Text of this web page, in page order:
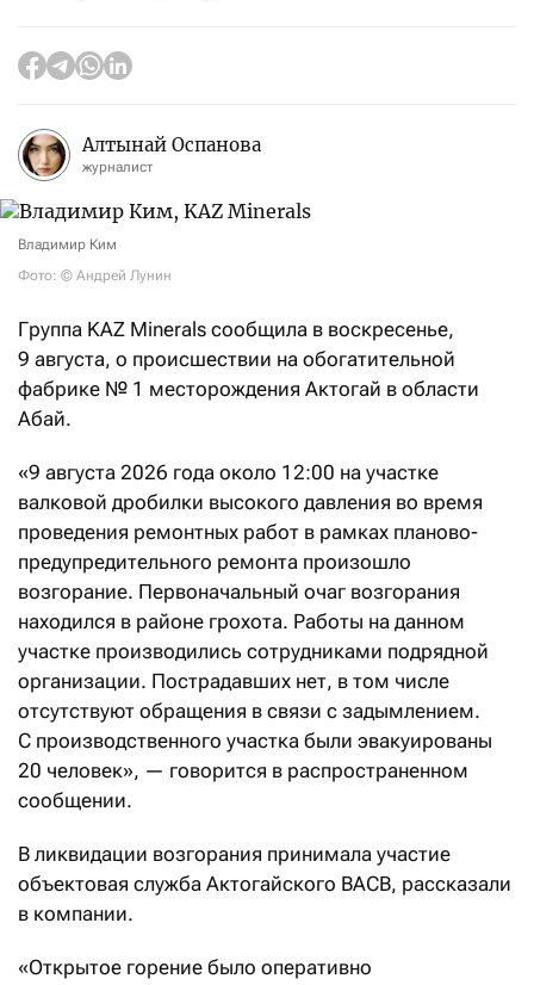
Алтынай Оспанова
журналист
Владимир Ким
Фото: © Андрей Лунин
Группа KAZ Minerals сообщила в воскресенье,
9 августа, о происшествии на обогатительной
фабрике № 1 месторождения Актогай в области
Абай.
«9 августа 2026 года около 12:00 на участке
валковой дробилки высокого давления во время
проведения ремонтных работ в рамках планово-
предупредительного ремонта произошло
возгорание. Первоначальный очаг возгорания
находился в районе грохота. Работы на данном
участке производились сотрудниками подрядной
организации. Пострадавших нет, в том числе
отсутствуют обращения в связи с задымлением.
С производственного участка были эвакуированы
20 человек», — говорится в распространенном
сообщении.
В ликвидации возгорания принимала участие
объектовая служба Актогайского ВАСВ, рассказали
в компании.
«Открытое горение было оперативно